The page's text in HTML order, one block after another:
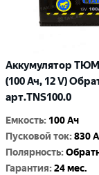
Аккумулятор
(100 Ач, 12 V)
арт.TNS100.0
Емкость: 100 Ач
Пусковой ток:830 A
Полярность:
Гарантия:24 мес.